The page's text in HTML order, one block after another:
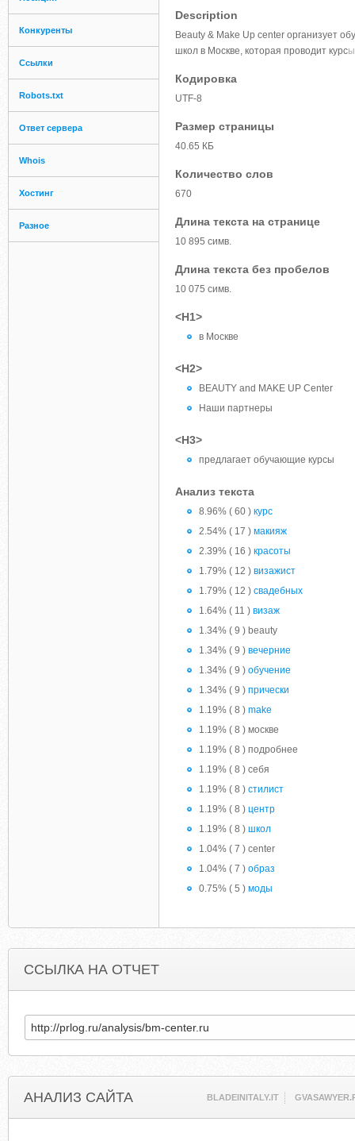
Конкуренты
Ссылки
Robots.txt
Ответ сервера
Whois
Хостинг
Разное
Description
Beauty & Make Up center организует
школ в Москве, которая проводит курс
Кодировка
UTF-8
Размер страницы
40.65 КБ
Количество слов
670
Длина текста на странице
10 895 симв.
Длина текста без пробелов
10 075 симв.
<H1>
в Москве
<H2>
BEAUTY and MAKE UP Center
Наши партнеры
<H3>
предлагает обучающие курсы
Анализ текста
8.96% ( 60 ) курс
2.54% ( 17 ) макияж
2.39% ( 16 ) красоты
1.79% ( 12 ) визажист
1.79% ( 12 ) свадебных
1.64% ( 11 ) визаж
1.34% ( 9 ) beauty
1.34% ( 9 ) вечерние
1.34% ( 9 ) обучение
1.34% ( 9 ) прически
1.19% ( 8 ) make
1.19% ( 8 ) москве
1.19% ( 8 ) подробнее
1.19% ( 8 ) себя
1.19% ( 8 ) стилист
1.19% ( 8 ) центр
1.19% ( 8 ) школ
1.04% ( 7 ) center
1.04% ( 7 ) образ
0.75% ( 5 ) моды
ССЫЛКА НА ОТЧЕТ
АНАЛИЗ САЙТА BLADEINITALY.IT